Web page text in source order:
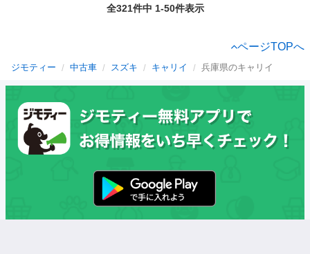
全321件中 1-50件表示
ページTOPへ
ジモティー 中古車 スズキ キャリイ 兵庫県のキャリイ